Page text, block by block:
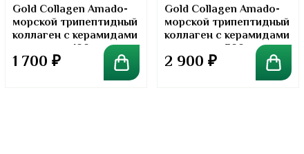
Gold Collagen Amado-
морской трипептидный
коллаген с керамидами
в порошке. 100 грамм
1 700 ₽
Gold Collagen Amado-
морской трипептидный
коллаген с керамидами
в порошке. 300 грамм
2 900 ₽